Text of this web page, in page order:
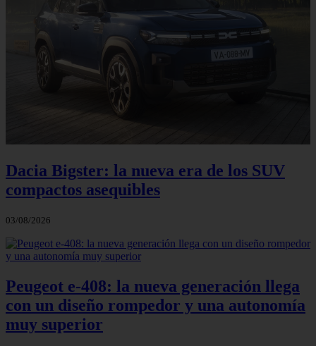
Dacia Bigster: la nueva era de los SUV
compactos asequibles
03/08/2026
Peugeot e-408: la nueva generación llega
con un diseño rompedor y una autonomía
muy superior